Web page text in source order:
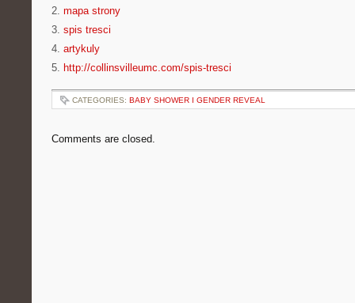
2. mapa strony
3. spis tresci
4. artykuly
5. http://collinsvilleumc.com/spis-tresci
CATEGORIES: BABY SHOWER I GENDER REVEAL
Comments are closed.